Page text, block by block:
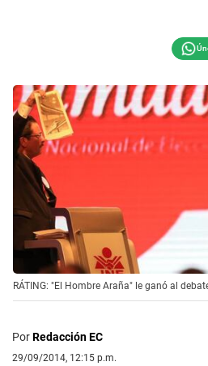
RÁTING: "El Hombre Araña" le ganó al
PorRedacción EC
29/09/2014, 12:15 p.m.